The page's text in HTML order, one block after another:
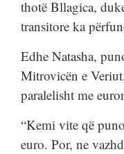
thotë Bllagica,
transitore ka
Edhe Natasha,
Mitrovicën e
paralelisht me
“Kemi vite që
euro. Por, ne